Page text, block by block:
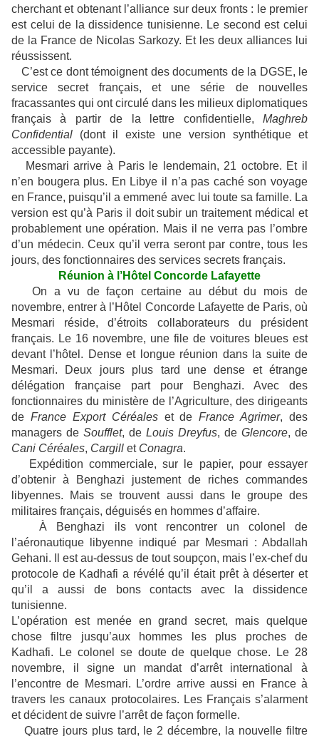
cherchant et obtenant l’alliance sur deux fronts : le premier
est celui de la dissidence tunisienne. Le second est celui
de la France de Nicolas Sarkozy. Et les deux alliances lui
réussissent.
C’est ce dont témoignent des documents de la DGSE, le
service secret français, et une série de nouvelles
fracassantes qui ont circulé dans les milieux diplomatiques
français à partir de la lettre confidentielle, Maghreb
Confidential (dont il existe une version synthétique et
accessible payante).
Mesmari arrive à Paris le lendemain, 21 octobre. Et il
n’en bougera plus. En Libye il n’a pas caché son voyage
en France, puisqu’il a emmené avec lui toute sa famille. La
version est qu’à Paris il doit subir un traitement médical et
probablement une opération. Mais il ne verra pas l’ombre
d’un médecin. Ceux qu’il verra seront par contre, tous les
jours, des fonctionnaires des services secrets français.
Réunion à l’Hôtel Concorde Lafayette
On a vu de façon certaine au début du mois de
novembre, entrer à l’Hôtel Concorde Lafayette de Paris, où
Mesmari réside, d’étroits collaborateurs du président
français. Le 16 novembre, une file de voitures bleues est
devant l’hôtel. Dense et longue réunion dans la suite de
Mesmari. Deux jours plus tard une dense et étrange
délégation française part pour Benghazi. Avec des
fonctionnaires du ministère de l’Agriculture, des dirigeants
de France Export Céréaleset deFrance Agrimer, des
managers de Soufflet, de Louis Dreyfus, de Glencore, de
Cani Céréales, Cargill et Conagra.
Expédition commerciale, sur le papier, pour essayer
d’obtenir à Benghazi justement de riches commandes
libyennes. Mais se trouvent aussi dans le groupe des
militaires français, déguisés en hommes d’affaire.
À Benghazi ils vont rencontrer un colonel de
l’aéronautique libyenne indiqué par Mesmari : Abdallah
Gehani. Il est au-dessus de tout soupçon, mais l’ex-chef du
protocole de Kadhafi a révélé qu’il était prêt à déserter et
qu’il a aussi de bons contacts avec la dissidence
tunisienne.
L’opération est menée en grand secret, mais quelque
chose filtre jusqu’aux hommes les plus proches de
Kadhafi. Le colonel se doute de quelque chose. Le 28
novembre, il signe un mandat d’arrêt international à
l’encontre de Mesmari. L’ordre arrive aussi en France à
travers les canaux protocolaires. Les Français s’alarment
et décident de suivre l’arrêt de façon formelle.
Quatre jours plus tard, le 2 décembre, la nouvelle filtre